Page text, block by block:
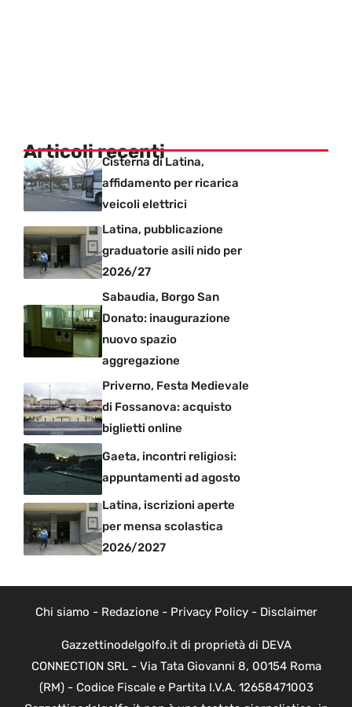
Articoli recenti
Cisterna di Latina,
affidamento per ricarica
veicoli elettrici
Latina, pubblicazione
graduatorie asili nido per
2026/27
Sabaudia, Borgo San
Donato: inaugurazione
nuovo spazio
aggregazione
Priverno, Festa Medievale
di Fossanova: acquisto
biglietti online
Gaeta, incontri religiosi:
appuntamenti ad agosto
Latina, iscrizioni aperte
per mensa scolastica
2026/2027
Chi siamo - Redazione- Privacy Policy- Disclaimer
Gazzettinodelgolfo.it di proprietà di DEVA
CONNECTION SRL - Via Tata Giovanni 8, 00154 Roma
(RM) - Codice Fiscale e Partita I.V.A. 12658471003